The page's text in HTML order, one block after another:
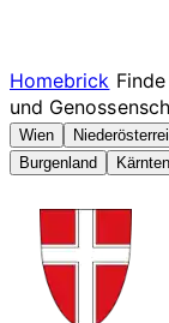
Homebrick
und
Wien
Burgenland
Kärnten